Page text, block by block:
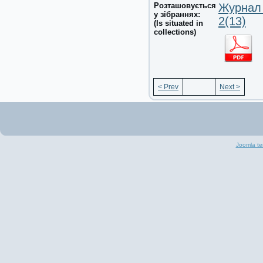
Розташовується
у зібраннях:
(Is situated in
collections)
Журнал
2(13)
< Prev Next >
Joomla